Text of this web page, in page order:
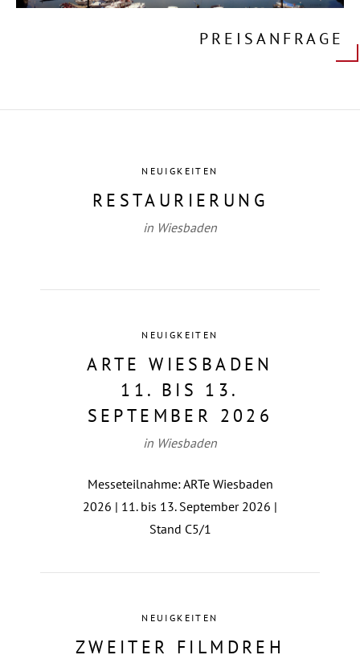
PREISANFRAGE
NEUIGKEITEN
RESTAURIERUNG
in Wiesbaden
NEUIGKEITEN
ARTE WIESBADEN
11. BIS 13.
SEPTEMBER 2026
in Wiesbaden
Messeteilnahme: ARTe Wiesbaden
2026 | 11. bis 13. September 2026 |
Stand C5/1
NEUIGKEITEN
ZWEITER FILMDREH